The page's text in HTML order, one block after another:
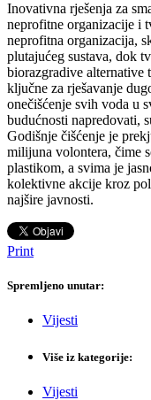
Inovativna rješenja za
neprofitne organizacije i
neprofitna organizacija,
plutajućeg sustava, dok
biorazgradive alternative
ključne za rješavanje
onečišćenje svih voda u
budućnosti napredovati,
Godišnje čišćenje je
milijuna volontera, čime
plastikom, a svima je
kolektivne akcije kroz
najšire javnosti.
Print
Spremljeno unutar:
Vijesti
Više iz kategorije:
Vijesti